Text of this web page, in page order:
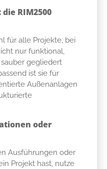
RIM2500
für alle Projekte, bei
nur funktional,
gegliedert
ist sie für
Außenanlagen
oder
Ausführungen oder
Projekt hast, nutze